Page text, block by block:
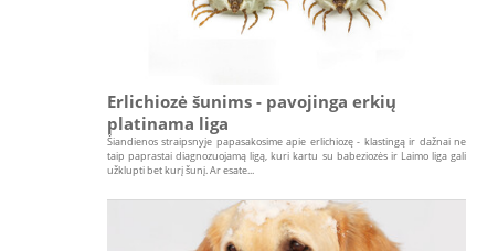
Erlichiozė šunims - pavojinga erkių
platinama liga
Šiandienos straipsnyje papasakosime apie erlichiozę - klastingą ir dažnai ne
taip paprastai diagnozuojamą ligą, kuri kartu su babeziozės ir Laimo liga gali
užklupti bet kurį šunį. Ar esate...